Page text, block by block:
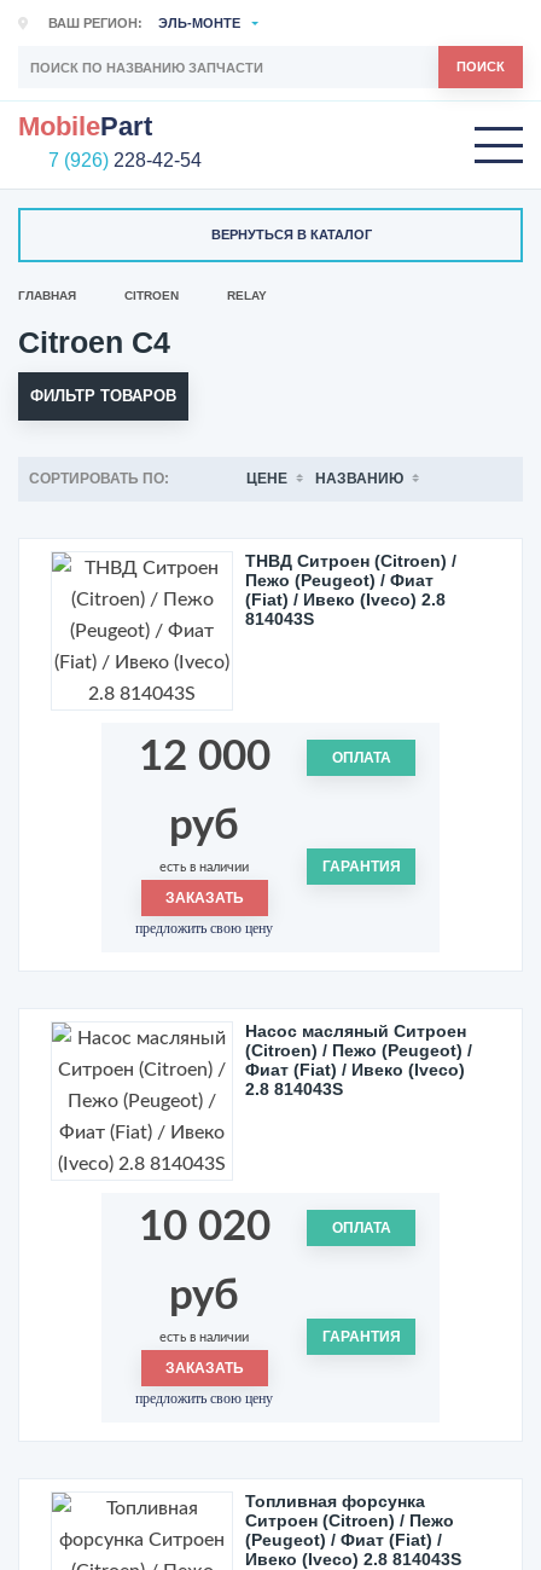
ВАШ РЕГИОН: ЭЛЬ-МОНТЕ
ПОИСК
MobilePart
7 (926) 228-42-54
ВЕРНУТЬСЯ В КАТАЛОГ
ГЛАВНАЯ CITROEN RELAY
Citroen C4
ФИЛЬТР ТОВАРОВ
СОРТИРОВАТЬ ПО: ЦЕНЕ НАЗВАНИЮ
ТНВД Ситроен (Citroen) /
Пежо (Peugeot) / Фиат
(Fiat) / Ивеко (Iveco) 2.8
814043S
12 000
руб
есть в наличии
ЗАКАЗАТЬ
предложить свою цену
ОПЛАТА
ГАРАНТИЯ
Насос масляный Ситроен
(Citroen) / Пежо (Peugeot) /
Фиат (Fiat) / Ивеко (Iveco)
2.8 814043S
10 020
руб
есть в наличии
ЗАКАЗАТЬ
предложить свою цену
ОПЛАТА
ГАРАНТИЯ
Топливная форсунка
Ситроен (Citroen) / Пежо
(Peugeot) / Фиат (Fiat) /
Ивеко (Iveco) 2.8 814043S